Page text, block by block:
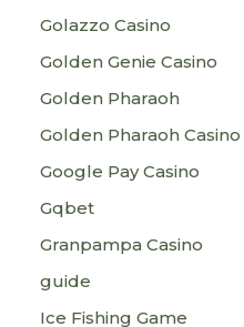
Golazzo Casino
Golden Genie Casino
Golden Pharaoh
Golden Pharaoh Casino
Google Pay Casino
Gqbet
Granpampa Casino
guide
Ice Fishing Game